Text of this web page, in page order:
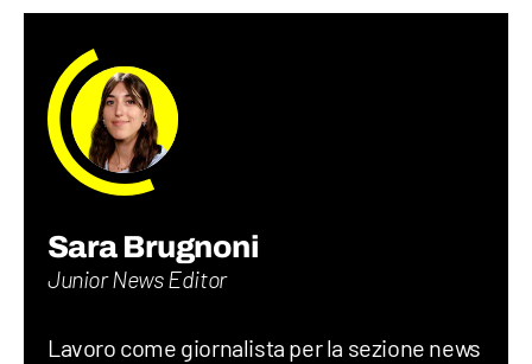
Sara Brugnoni
Junior News Editor
Lavoro come giornalista per la sezione news